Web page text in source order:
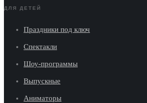
ДЛЯ ДЕТЕЙ
Праздники под ключ
Спектакли
Шоу-программы
Выпускные
Аниматоры